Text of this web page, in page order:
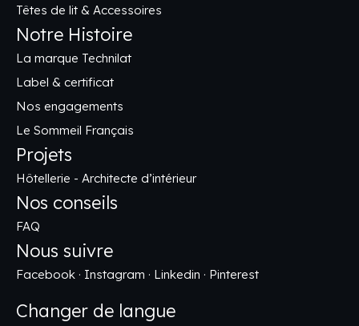
Têtes de lit & Accessoires
Notre Histoire
La marque Technilat
Label & certificat
Nos engagements
Le Sommeil Français
Projets
Hôtellerie - Architecte d’intérieur
Nos conseils
FAQ
Nous suivre
Facebook · Instagram · Linkedin · Pinterest
Changer de langue